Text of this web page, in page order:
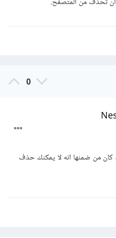
0
كان من ضمنها انه لا يمكنك حذف